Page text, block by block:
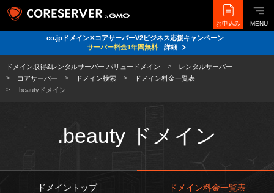
お申込み MENU
co.jpドメイン✕コアサーバーV2ビジネス応援キャンペーン
サーバー料金1年間無料
詳細
ドメイン取得&レンタルサーバー バリュードメイン
レンタルサーバー
コアサーバー
ドメイン検索
ドメイン料金一覧表
.beautyドメイン
.beauty ドメイン
ドメイントップ ドメイン料金一覧表